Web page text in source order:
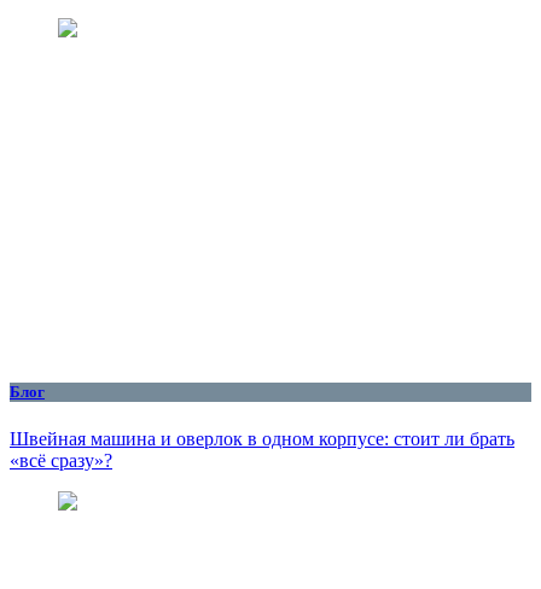
Блог
Швейная машина и оверлок в одном корпусе: стоит ли брать
«всё сразу»?